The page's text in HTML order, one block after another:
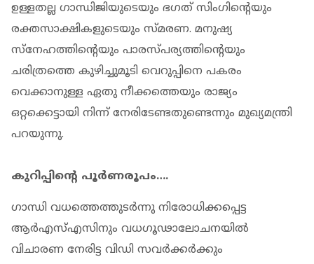
ഉള്ളതല്ല ഗാന്ധിജിയുടെയും ഭഗത് സിംഗിന്റെയും
രക്തസാക്ഷികളുടെയും സ്മരണ. മനുഷ്യ
സ്‌നേഹത്തിന്റെയും പാരസ്പര്യത്തിന്റെയും
ചരിത്രത്തെ കുഴിച്ചുമൂടി വെറുപ്പിനെ പകരം
വെക്കാനുള്ള ഏതു നീക്കത്തെയും രാജ്യം
ഒറ്റക്കെട്ടായി നിന്ന് നേരിടേണ്ടതുണ്ടെന്നും മുഖ്യമന്ത്രി
പറയുന്നു.
കുറിപ്പിന്റെ പൂർണരൂപം….
ഗാന്ധി വധത്തെത്തുടർന്നു നിരോധിക്കപ്പെട്ട
ആർഎസ്എസിനും വധഗൂഢാലോചനയിൽ
വിചാരണ നേരിട്ട വിഡി സവർക്കർക്കും